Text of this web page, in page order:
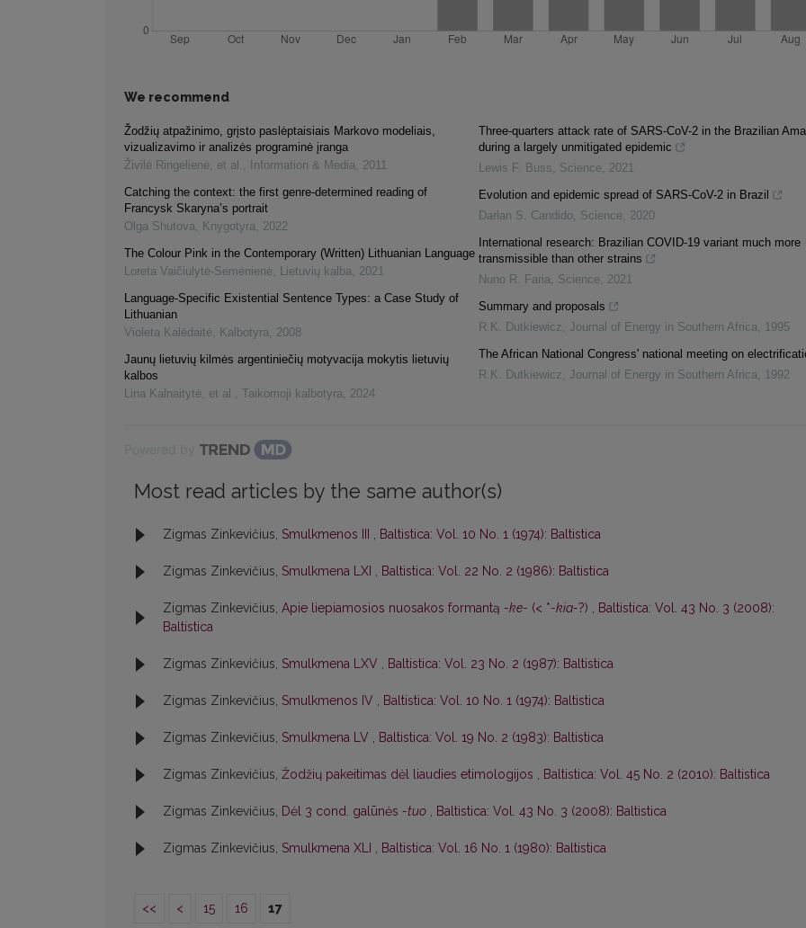
We recommend
Žodžių atpažinimo, grįsto paslėptaisiais Markovo modeliais,
vizualizavimo ir analizės programinė įranga
Živilė Ringelienė, et al. , Information & Media, 2011
Catching the context: the first genre-determined reading of
Francysk Skaryna’s portrait
Olga Shutova, Knygotyra, 2022
The Colour Pink in the Contemporary (Written) Lithuanian Language
Loreta Vaičiulytė-Semėnienė, Lietuvių kalba, 2021
Language-Specific Existential Sentence Types: a Case Study of
Lithuanian
Violeta Kalėdaitė, Kalbotyra, 2008
Jaunų lietuvių kilmės argentiniečių motyvacija mokytis lietuvių
kalbos
Lina Kalnaitytė, et al. , Taikomoji kalbotyra, 2024
Three-quarters attack rate of SARS-CoV-2 in the Brazilian
during a largely unmitigated epidemic
Lewis F. Buss, Science, 2021
Evolution and epidemic spread of SARS-CoV-2 in Brazil
Darlan S. Candido, Science, 2020
International research: Brazilian COVID-19 variant much more
transmissible than other strains
Nuno R. Faria, Science, 2021
Summary and proposals
R.K. Dutkiewicz, Journal of Energy in Southern Africa, 1995
The African National Congress' national meeting on
R.K. Dutkiewicz, Journal of Energy in Southern Africa, 1992
Most read articles by the same author(s)
Zigmas Zinkevičius, Smulkmenos III , Baltistica: Vol. 10 No. 1 (1974): Baltistica
Zigmas Zinkevičius, Smulkmena LXI , Baltistica: Vol. 22 No. 2 (1986): Baltistica
Zigmas Zinkevičius, Apie liepiamosios nuosakos formantą -ke- (< *-kia-?) , Baltistica: Vol. 43 No. 3 (2008):
Baltistica
Zigmas Zinkevičius, Smulkmena LXV , Baltistica: Vol. 23 No. 2 (1987): Baltistica
Zigmas Zinkevičius, Smulkmenos IV , Baltistica: Vol. 10 No. 1 (1974): Baltistica
Zigmas Zinkevičius, Smulkmena LV , Baltistica: Vol. 19 No. 2 (1983): Baltistica
Zigmas Zinkevičius, Žodžių pakeitimas dėl liaudies etimologijos , Baltistica: Vol. 45 No. 2 (2010): Baltistica
Zigmas Zinkevičius, Dėl 3 cond. galūnės -tuo , Baltistica: Vol. 43 No. 3 (2008): Baltistica
Zigmas Zinkevičius, Smulkmena XLI , Baltistica: Vol. 16 No. 1 (1980): Baltistica
<< < 15 16 17